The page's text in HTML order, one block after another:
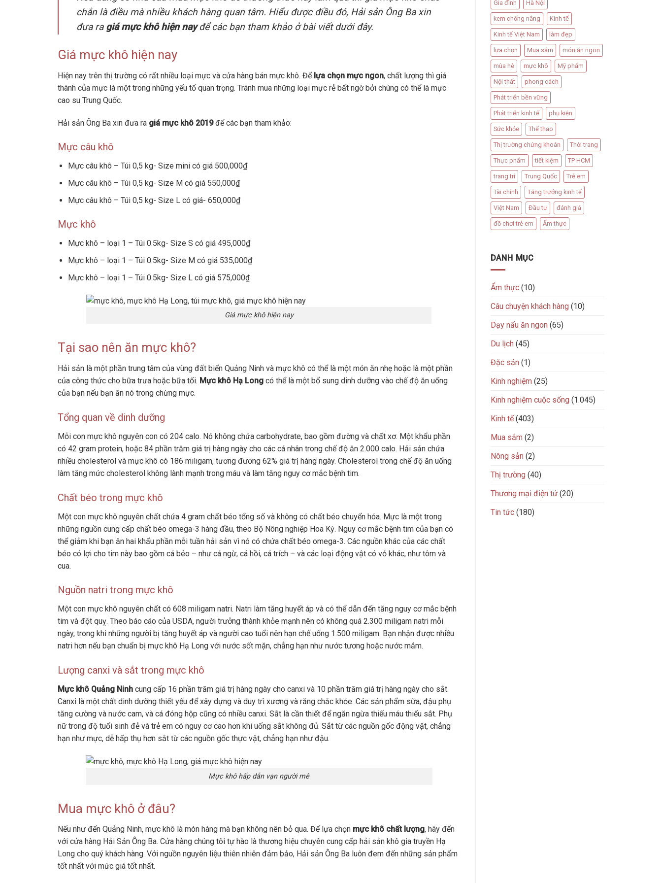
chắn là điều mà nhiều khách hàng quan tâm. Hiểu được điều đó, Hải sản Ông Ba xin
đưa ragiá mực khô hiện nayđể các bạn tham khảo ở bài viết dưới đây.
Giá mực khô hiện nay
Hiện nay trên thị trường có rất nhiều loại mực và cửa hàng bán mực khô. Để lựa chọn mực ngon, chất lượng thì giá
thành của mực là một trong những yếu tố quan trọng. Tránh mua những loại mực rẻ bất ngờ bởi chúng có thể là mực
cao su Trung Quốc.
Hải sản Ông Ba xin đưa ra giá mực khô 2019để các bạn tham khảo:
Mực câu khô
Mực câu khô – Túi 0,5 kg- Size mini có giá 500,000₫
Mực câu khô – Túi 0,5 kg- Size M có giá 550,000₫
Mực câu khô – Túi 0,5 kg- Size L có giá- 650,000₫
Mực khô
Mực khô – loại 1 – Túi 0.5kg- Size S có giá 495,000₫
Mực khô – loại 1 – Túi 0.5kg- Size M có giá 535,000₫
Mực khô – loại 1 – Túi 0.5kg- Size L có giá 575,000₫
Giá mực khô hiện nay
Tại sao nên ăn mực khô?
Hải sản là một phần trung tâm của vùng đất biển Quảng Ninh và mực khô có thể là một món ăn nhẹ hoặc là một phần
của công thức cho bữa trưa hoặc bữa tối. Mực khô Hạ Long có thể là một bổ sung dinh dưỡng vào chế độ ăn uống
của bạn nếu bạn ăn nó trong chừng mực.
Tổng quan về dinh dưỡng
Mỗi con mực khô nguyên con có 204 calo. Nó không chứa carbohydrate, bao gồm đường và chất xơ. Một khẩu phần
có 42 gram protein, hoặc 84 phần trăm giá trị hàng ngày cho các cá nhân trong chế độ ăn 2.000 calo. Hải sản chứa
nhiều cholesterol và mực khô có 186 miligam, tương đương 62% giá trị hàng ngày. Cholesterol trong chế độ ăn uống
làm tăng mức cholesterol không lành mạnh trong máu và làm tăng nguy cơ mắc bệnh tim.
Chất béo trong mực khô
Một con mực khô nguyên chất chứa 4 gram chất béo tổng số và không có chất béo chuyển hóa. Mực là một trong
những nguồn cung cấp chất béo omega-3 hàng đầu, theo Bộ Nông nghiệp Hoa Kỳ. Nguy cơ mắc bệnh tim của bạn có
thể giảm khi bạn ăn hai khẩu phần mỗi tuần hải sản vì nó có chứa chất béo omega-3. Các nguồn khác của các chất
béo có lợi cho tim này bao gồm cá béo – như cá ngừ, cá hồi, cá trích – và các loại động vật có vỏ khác, như tôm và
cua.
Nguồn natri trong mực khô
Một con mực khô nguyên chất có 608 miligam natri. Natri làm tăng huyết áp và có thể dẫn đến tăng nguy cơ mắc bệnh
tim và đột quỵ. Theo báo cáo của USDA, người trưởng thành khỏe mạnh nên có không quá 2.300 miligam natri mỗi
ngày, trong khi những người bị tăng huyết áp và người cao tuổi nên hạn chế uống 1.500 miligam. Bạn nhận được nhiều
natri hơn nếu bạn chuẩn bị mực khô Hạ Long với nước sốt mặn, chẳng hạn như nước tương hoặc nước mắm.
Lượng canxi và sắt trong mực khô
Mực khô Quảng Ninh cung cấp 16 phần trăm giá trị hàng ngày cho canxi và 10 phần trăm giá trị hàng ngày cho sắt.
Canxi là một chất dinh dưỡng thiết yếu để xây dựng và duy trì xương và răng chắc khỏe. Các sản phẩm sữa, đậu phụ
tăng cường và nước cam, và cá đóng hộp cũng có nhiều canxi. Sắt là cần thiết để ngăn ngừa thiếu máu thiếu sắt. Phụ
nữ trong độ tuổi sinh đẻ và trẻ em có nguy cơ cao hơn khi uống sắt không đủ. Sắt từ các nguồn gốc động vật, chẳng
hạn như mực, dễ hấp thụ hơn sắt từ các nguồn gốc thực vật, chẳng hạn như đậu.
Mực khô hấp dẫn vạn người mê
Mua mực khô ở đâu?
Nếu như đến Quảng Ninh, mực khô là món hàng mà bạn không nên bỏ qua. Để lựa chọn mực khô chất lượng, hãy đến
với cửa hàng Hải Sản Ông Ba. Cửa hàng chúng tôi tự hào là thương hiệu chuyên cung cấp hải sản khô gia truyền Hạ
Long cho quý khách hàng. Với nguồn nguyên liệu thiên nhiên đảm bảo, Hải sản Ông Ba luôn đem đến những sản phẩm
tốt nhất với mức giá tốt nhất.
Gia đình Hà Nội
kem chống nắng Kinh tế
Kinh tế Việt Nam làm đẹp
lựa chọn Mua sắm món ăn ngon
mùa hè mực khô Mỹ phẩm
Nội thất phong cách
Phát triển bền vững
Phát triển kinh tế phụ kiện
Sức khỏe Thể thao
Thị trường chứng khoán Thời trang
Thực phẩm tiết kiệm TP HCM
trang trí Trung Quốc Trẻ em
Tài chính Tăng trưởng kinh tế
Việt Nam Đầu tư đánh giá
đồ chơi trẻ em Ẩm thực
DANH MỤC
Ẩm thực(10)
Câu chuyện khách hàng (10)
Dạy nấu ăn ngon (65)
Du lịch (45)
Đặc sản (1)
Kinh nghiệm (25)
Kinh nghiệm cuộc sống (1.045)
Kinh tế(403)
Mua sắm (2)
Nông sản (2)
Thị trường (40)
Thương mại điện tử(20)
Tin tức(180)